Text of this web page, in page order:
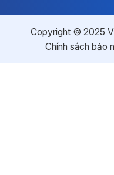
Copyright © 2025
Chính sách bảo